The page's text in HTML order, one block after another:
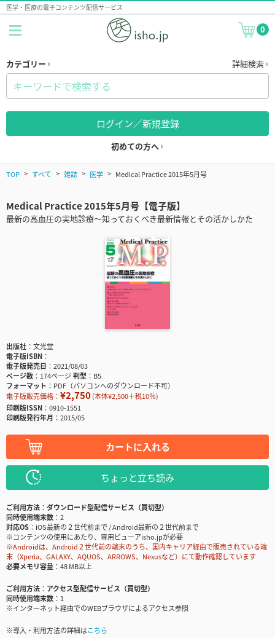
医学・医療の電子コンテンツ配信サービス
0
カテゴリー 詳細検索
ログイン／新規登録
初めての方へ
TOP すべて 雑誌 医学 Medical Practice 2015年5月号
Medical Practice 2015年5月号【電子版】
最新の高血圧の実地診療～知っておくべき最新情報とその活かしかた
出版社
文光堂
電子版ISBN
電子版発売日
2021/08/03
ページ数
174ページ判型
B5
フォーマット
PDF（パソコンへのダウンロード不可）
電子版販売価格： ¥2,750(本体¥2,500＋税10％)
印刷版ISSN
0910-1551
印刷版発行年月
2015/05
カートに入れる
ちょっと立ち読み
ご利用方法
ダウンロード型配信サービス（買切型）
同時使用端末数
2
対応OS
iOS最新の２世代前まで / Android最新の２世代前まで
※コンテンツの使用にあたり、専用ビューアisho.jpが必要
※Androidは、Android２世代前の端末のうち、国内キャリア経由で販売されている端
末（Xperia、GALAXY、AQUOS、ARROWS、Nexusなど）にて動作確認しています
必要メモリ容量
48 MB以上
ご利用方法
アクセス型配信サービス（買切型）
同時使用端末数
1
※インターネット経由でのWEBブラウザによるアクセス参照
※導入・利用方法の詳細はこちら